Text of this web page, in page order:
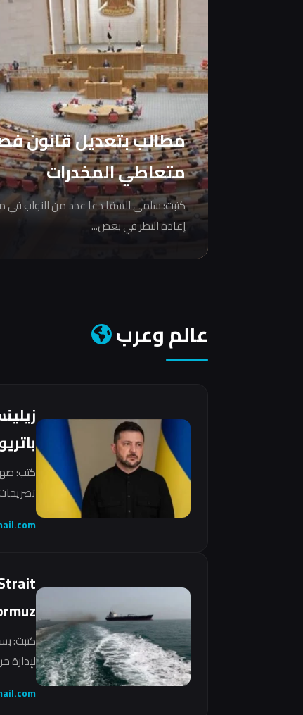
مطالب بتعديل قانون
متعاطي المخدرات
كتبت: سلمي السقا دعا عدد من النواب
إعادة النظر في بعض...
عالم وعرب
كتب:
كتبت:
لإدارة